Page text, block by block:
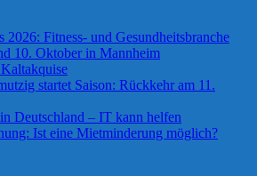
2026: Fitness- und Gesundheitsbranche
10. Oktober in Mannheim
startet Saison: Rückkehr am 11.
Deutschland – IT kann helfen
Ist eine Mietminderung möglich?